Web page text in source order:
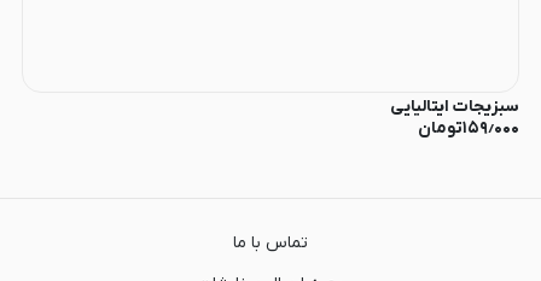
سبزیجات ایتالیایی
۱۵۹٫۰۰۰تومان
تماس با ما